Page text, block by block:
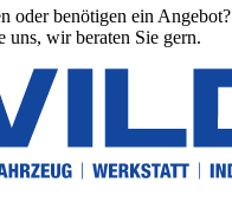
oder benötigen ein Angebot?
uns, wir beraten Sie gern.